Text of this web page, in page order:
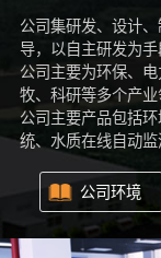
公司集研发、设计
导，以自主研发为手
公司主要为环保、
牧、科研等多个产业
公司主要产品包括
统、水质在线自动
公司环境